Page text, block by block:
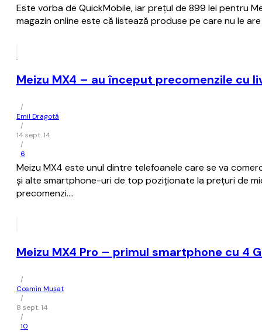
Este vorba de QuickMobile, iar prețul de 899 lei pentru
magazin online este că listează produse pe care nu le
Meizu MX4 – au început precomenzile cu
/
Emil Dragotă
/
14 sept. 14
/
6
Meizu MX4 este unul dintre telefoanele care se va
și alte smartphone-uri de top poziționate la prețuri de
precomenzi.…
Meizu MX4 Pro – primul smartphone cu 4
/
Cosmin Mușat
/
8 sept. 14
/
10